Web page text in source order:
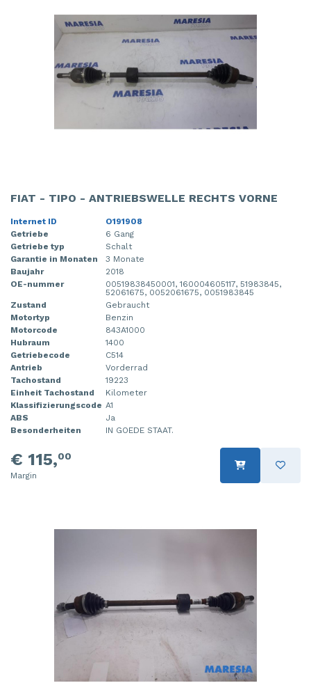
FIAT - TIPO - ANTRIEBSWELLE RECHTS VORNE
Internet ID
O191908
Getriebe
6 Gang
Getriebe typ
Schalt
Garantie in Monaten
3 Monate
Baujahr
2018
OE-nummer
00519838450001, 160004605117, 51983845,
52061675, 0052061675, 0051983845
Zustand
Gebraucht
Motortyp
Benzin
Motorcode
843A1000
Hubraum
1400
Getriebecode
C514
Antrieb
Vorderrad
Tachostand
19223
Einheit Tachostand
Kilometer
Klassifizierungscode A1
ABS
Ja
Besonderheiten
IN GOEDE STAAT.
€ 115,00
Margin